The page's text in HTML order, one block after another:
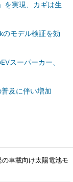
を実現、カギは生
のモデル検証を効
スーパーカー、
普及に伴い増加
車載向け太陽電池モ